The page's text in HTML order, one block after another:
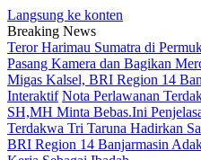
Langsung ke konten
Breaking News
Teror Harimau Sumatra di
Pasang Kamera dan Bagikan
Migas Kalsel, BRI Region 14
Interaktif Nota Perlawanan
SH,MH Minta Bebas.Ini
Terdakwa Tri Taruna Hadirkan
BRI Region 14 Banjarmasin